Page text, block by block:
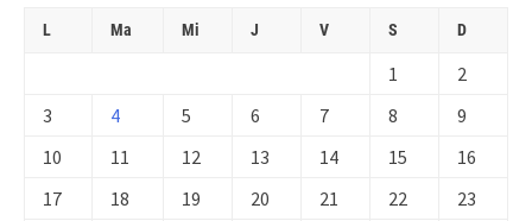
L Ma Mi J V S D
1
2
3
4 5 6 7 8
9
10
11 12 13 14 15
16
17
18 19 20 21 22
23